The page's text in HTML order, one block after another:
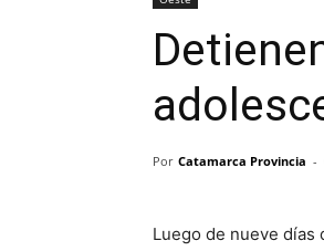
Por Catamarca Provincia -
Luego de nueve días